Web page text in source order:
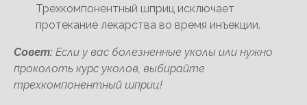
Трехкомпонентный шприц исключает
протекание лекарства во время инъекции.
Совет: Если у вас болезненные уколы или нужно
проколоть курс уколов, выбирайте
трехкомпонентный шприц!